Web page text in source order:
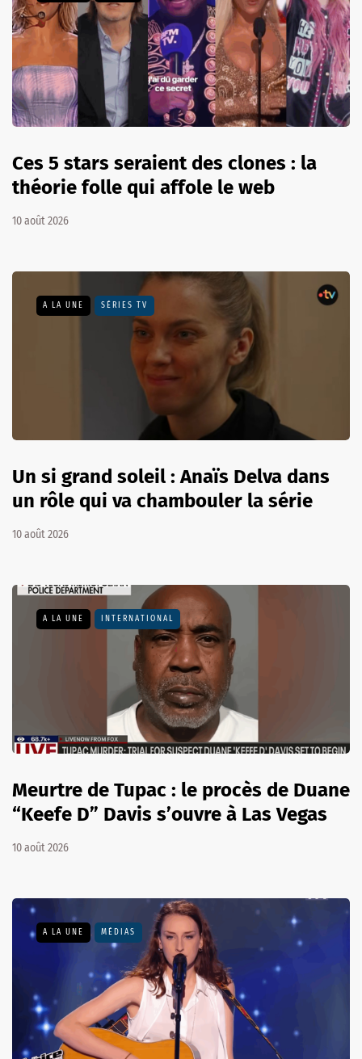
Ces 5 stars seraient des clones : la
théorie folle qui affole le web
10 août 2026
A LA UNE SÉRIES TV
Un si grand soleil : Anaïs Delva dans
un rôle qui va chambouler la série
10 août 2026
A LA UNE INTERNATIONAL
Meurtre de Tupac : le procès de Duane
“Keefe D” Davis s’ouvre à Las Vegas
10 août 2026
A LA UNE MÉDIAS